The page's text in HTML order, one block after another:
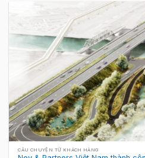
CÂU CHUYỆN TỪ KHÁCH HÀNG